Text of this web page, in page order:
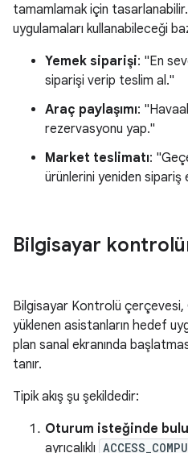
tamamlamak için tasarlanabilir.
uygulamaları kullanabileceği
Yemek siparişi: "En
siparişi verip teslim al."
Araç paylaşımı:
rezervasyonu yap."
Market teslimatı:
ürünlerini yeniden sipariş
Bilgisayar
Bilgisayar Kontrolü çerçevesi,
yüklenen asistanların hedef
plan sanal ekranında
tanır.
Tipik akış şu şekildedir:
Oturum isteğinde
ayrıcalıklı